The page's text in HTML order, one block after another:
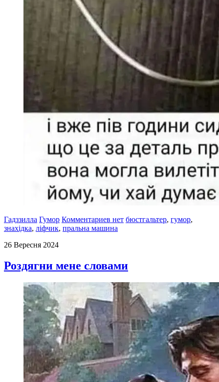
Гадззилла Гумор Комментариев нет бюстгальтер, гумор,
знахідка, ліфчик, пральна машина
26 Вересня 2024
Роздягни мене словами